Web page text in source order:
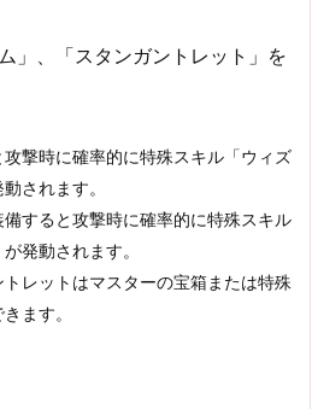
」、「スタンガントレット」を
撃時に確率的に特殊スキル「ウィズ
されます。
すると攻撃時に確率的に特殊スキル
発動されます。
レットはマスターの宝箱または特殊
ます。